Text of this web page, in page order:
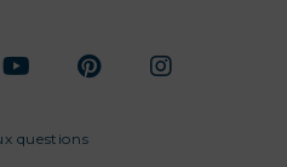
questions